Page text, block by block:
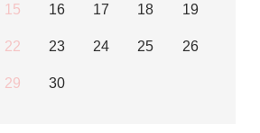
15 16 17 18 19
22 23 24 25 26
29 30